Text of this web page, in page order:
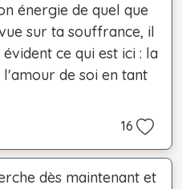
énergie de quel que
sur ta souffrance, il
ce qui est ici : la
de soi en tant
16
dès maintenant et